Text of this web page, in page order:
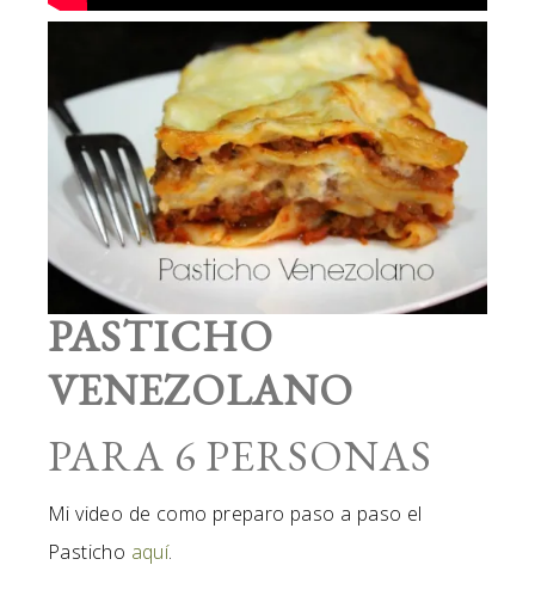
PASTICHO
VENEZOLANO
PARA 6 PERSONAS
Mi video de como preparo paso a paso el
Pasticho aquí.